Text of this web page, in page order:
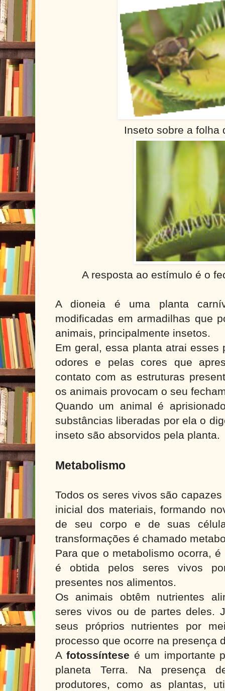
Inseto sobre a folha
A resposta ao estímulo é o
A dioneia é uma planta
modificadas em armadilhas que
animais, principalmente insetos.
Em geral, essa planta atrai esses
odores e pelas cores que
contato com as estruturas
os animais provocam o seu
Quando um animal é
substâncias liberadas por ela o
inseto são absorvidos pela planta.
Metabolismo
Todos os seres vivos são
inicial dos materiais, formando
de seu corpo e de suas
transformações é chamado
Para que o metabolismo ocorra,
é obtida pelos seres vivos
presentes nos alimentos.
Os animais obtêm nutrientes
seres vivos ou de partes deles.
seus próprios nutrientes por
processo que ocorre na presença
A fotossíntese é um importante
planeta Terra. Na presença
produtores, como as plantas,